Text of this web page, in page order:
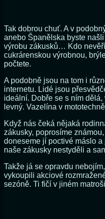
Tak dobrou chuť. A v
anebo Španělska byste
výrobu zákusků… Kdo
cukrárenskou výrobnou,
počtete.
A podobně jsou na tom i
internetu. Lidé jsou
ideální. Dobře se s ním
levný. Vazelína v
Když nás čeká nějaká
zákusky, poprosíme
doneseme jí poctivé máslo a
naše zákusky nestyděli a
Takže já se opravdu
vykoupili akciové
sezóně. Ti fičí v jiném